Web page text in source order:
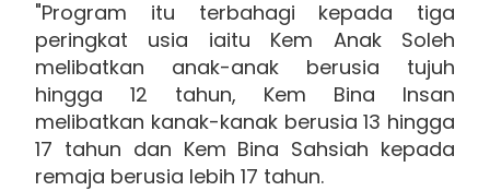
"Program itu terbahagi kepada tiga
peringkat usia iaitu Kem Anak Soleh
melibatkan anak-anak berusia tujuh
hingga 12 tahun, Kem Bina Insan
melibatkan kanak-kanak berusia 13 hingga
17 tahun dan Kem Bina Sahsiah kepada
remaja berusia lebih 17 tahun.